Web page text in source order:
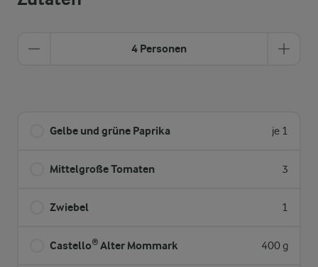
4 Personen
Gelbe und grüne Paprika je 1
Mittelgroße Tomaten 3
Zwiebel 1
Castello® Alter Mommark 400 g